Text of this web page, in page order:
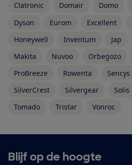
Clatronic
Domair Domo
Dyson
Eurom Excellent
Honeywell
Inventum Jap
Makita
Nuvoo Orbegozo
ProBreeze
Rowenta Sencys
SilverCrest
Silvergear Solis
Tomado
Tristar Vonroc
Blijf op de hoogte